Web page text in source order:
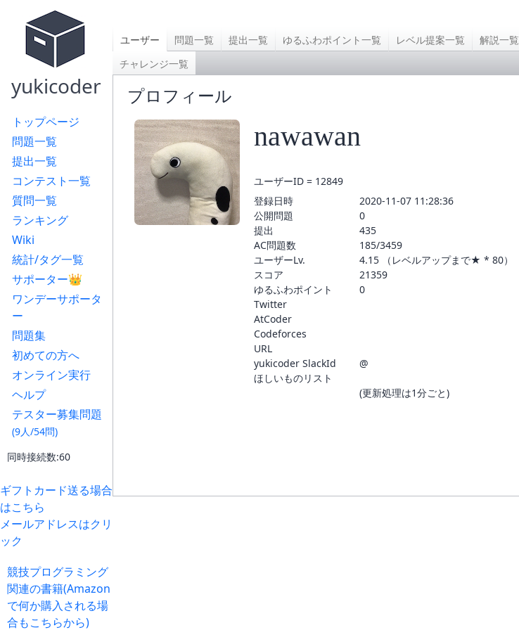
yukicoder
トップページ
問題一覧
提出一覧
コンテスト一覧
質問一覧
ランキング
Wiki
統計/タグ一覧
サポーター👑
ワンデーサポータ
ー
問題集
初めての方へ
オンライン実行
ヘルプ
テスター募集問題
(9人/54問)
同時接続数:60
ギフトカード送る場合
はこちら
メールアドレスはクリ
ック
競技プログラミング
関連の書籍(Amazon
で何か購入される場
合もこちらから)
ユーザー 問題一覧 提出一覧 ゆるふわポイント一覧 レベル提案一覧 解説一覧
チャレンジ一覧
プロフィール
nawawan
ユーザーID = 12849
登録日時
2020-11-07 11:28:36
公開問題
0
提出
435
AC問題数
185/3459
ユーザーLv.
4.15 （レベルアップまで★ * 80）
スコア
21359
ゆるふわポイント
0
Twitter
AtCoder
Codeforces
URL
yukicoder SlackId
@
ほしいものリスト
(更新処理は1分ごと)